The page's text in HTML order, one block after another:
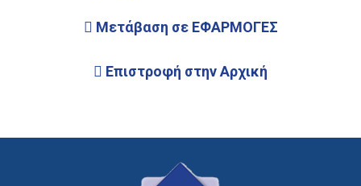
Μετάβαση σε ΕΦΑΡΜΟΓΕΣ
Επιστροφή στην Αρχική